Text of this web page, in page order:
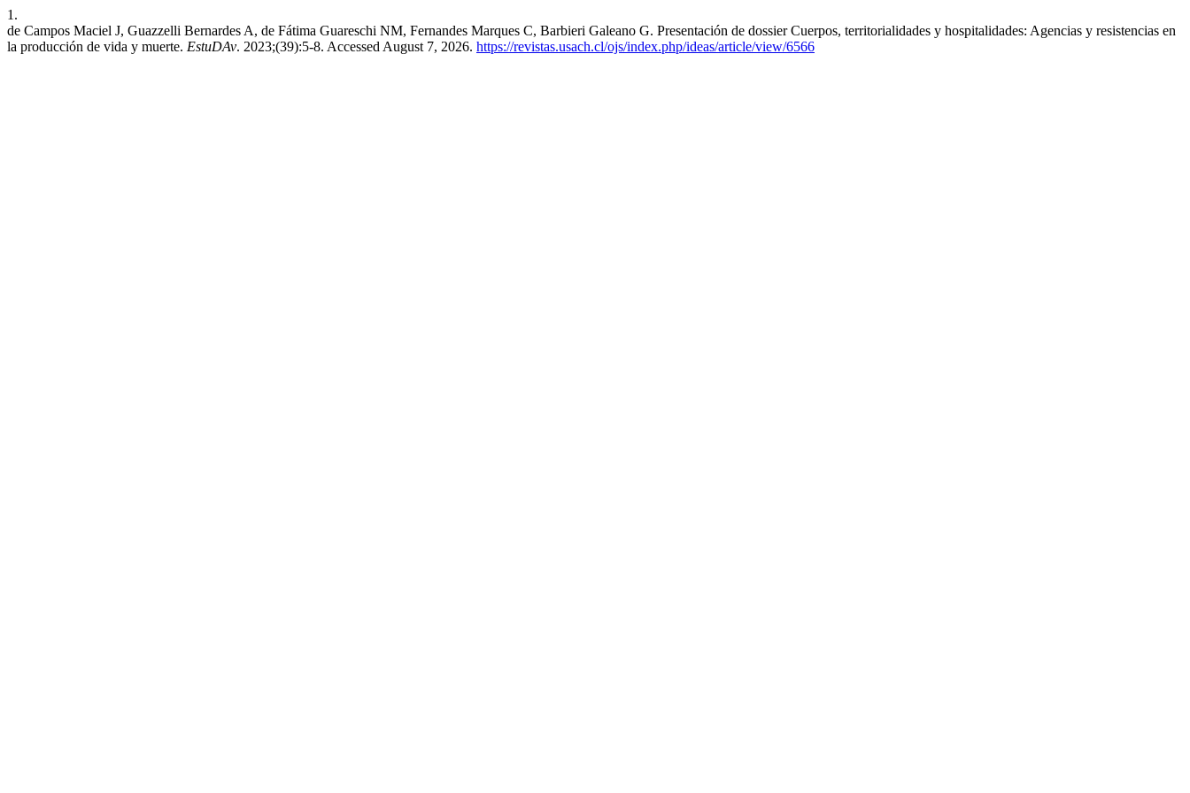
1.
de Campos Maciel J, Guazzelli Bernardes A, de Fátima Guareschi NM, Fernandes Marques C, Barbieri Galeano G. Presentación de dossier Cuerpos, territorialidades y hospitalidades: Agencias y resistencias en
la producción de vida y muerte. EstuDAv. 2023;(39):5-8. Accessed August 7, 2026. https://revistas.usach.cl/ojs/index.php/ideas/article/view/6566